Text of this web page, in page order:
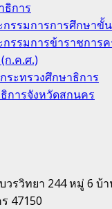
ธิการ
รรมการการศึกษาขั้
รรมการข้าราชการ
ก.ค.ศ.)
ระทรวงศึกษาธิการ
การจังหวัดสกนคร
วรวิทยา 244 หมู่ 6 บ้
47150